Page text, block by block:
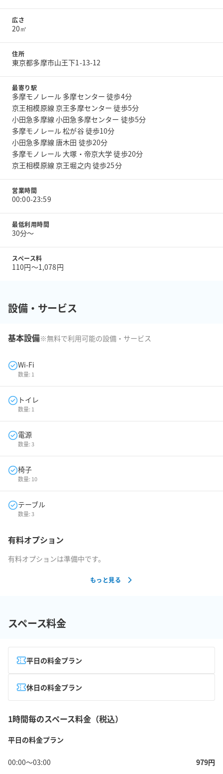
広さ
20㎡
住所
東京都多摩市山王下1-13-12
最寄り駅
多摩モノレール 多摩センター 徒歩4分
京王相模原線 京王多摩センター 徒歩5分
小田急多摩線 小田急多摩センター 徒歩5分
多摩モノレール 松が谷 徒歩10分
小田急多摩線 唐木田 徒歩20分
多摩モノレール 大塚・帝京大学 徒歩20分
京王相模原線 京王堀之内 徒歩25分
営業時間
00:00-23:59
最低利用時間
30分〜
スペース料
110円〜1,078円
設備・サービス
基本設備※無料で利用可能の設備・サービス
Wi-Fi
数量: 1
トイレ
数量: 1
電源
数量:3
椅子
数量: 10
テーブル
数量:3
有料オプション
有料オプションは準備中です。
もっと見る
スペース料金
平日の料金プラン
休日の料金プラン
1時間毎のスペース料金（税込）
平日の料金プラン
00:00〜03:00 979円